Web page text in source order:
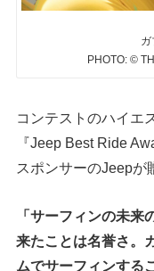
PHOTO: ©
コンテストのハイエ
『Jeep Best Ride
スポンサーのJeepが
「サーフィンの未
来たことは名誉さ。
ムでサーフィンする